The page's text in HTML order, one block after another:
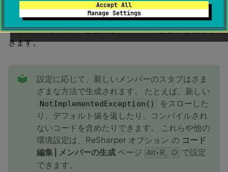
Accept All
Manage Settings
ReSharper | 編集 | コードの生成
）で使用できます。
これらおよび他の多くのコード生成アクションは、コン
テキストアクションを使った Alt Enter としても利用で
きます。
設定に応じて、新しいメンバーのスタブはさま
ざまな方法で生成されます。 たとえば、新しい
NotImplementedException()
をスローした
り、デフォルト値を返したり、コンパイルされ
ないコードを含めたりできます。 これらや他の
環境設定は、ReSharper オプション の コード
編集 | メンバーの生成 ページ Alt+R、O
で設定
できます。